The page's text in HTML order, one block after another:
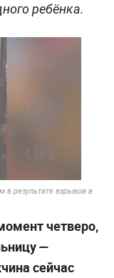
ребёнка.
результате взрывов в
четверо,
—
сейчас